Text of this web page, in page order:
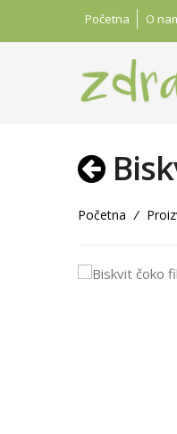
Početna O
Početna /